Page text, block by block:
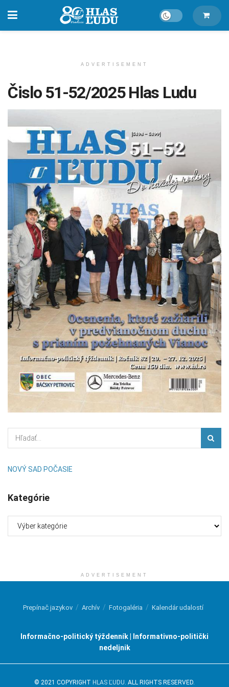
ADVERTISEMENT
Čislo 51-52/2025 Hlas Ludu
NOVÝ SAD POČASIE
Kategórie
ADVERTISEMENT
Prepínač jazykov Archív Fotogaléria Kalendár udalostí
Informačno-politický týždenník | Informativno-politički
nedeljnik
© 2021 COPYRIGHT HLAS ĽUDU. ALL RIGHTS RESERVED.